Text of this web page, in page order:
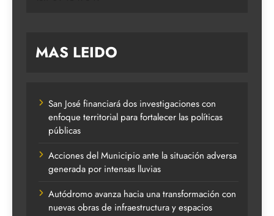
MAS LEIDO
San José financiará dos investigaciones con
enfoque territorial para fortalecer las políticas
públicas
Acciones del Municipio ante la situación adversa
generada por intensas lluvias
Autódromo avanza hacia una transformación con
nuevas obras de infraestructura y espacios